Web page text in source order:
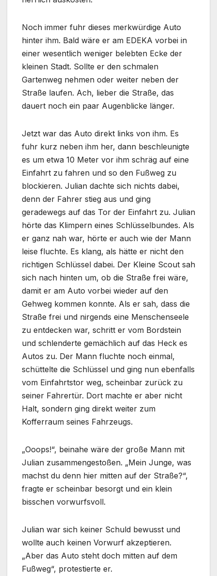
Noch immer fuhr dieses merkwürdige Auto
hinter ihm. Bald wäre er am EDEKA vorbei in
einer wesentlich weniger belebten Ecke der
kleinen Stadt. Sollte er den schmalen
Gartenweg nehmen oder weiter neben der
Straße laufen. Ach, lieber die Straße, das
dauert noch ein paar Augenblicke länger.
Jetzt war das Auto direkt links von ihm. Es
fuhr kurz neben ihm her, dann beschleunigte
es um etwa 10 Meter vor ihm schräg auf eine
Einfahrt zu fahren und so den Fußweg zu
blockieren. Julian dachte sich nichts dabei,
denn der Fahrer stieg aus und ging
geradewegs auf das Tor der Einfahrt zu. Julian
hörte das Klimpern eines Schlüsselbundes. Als
er ganz nah war, hörte er auch wie der Mann
leise fluchte. Es klang, als hätte er nicht den
richtigen Schlüssel dabei. Der Kleine Scout sah
sich nach hinten um, ob die Straße frei wäre,
damit er am Auto vorbei wieder auf den
Gehweg kommen konnte. Als er sah, dass die
Straße frei und nirgends eine Menschenseele
zu entdecken war, schritt er vom Bordstein
und schlenderte gemächlich auf das Heck es
Autos zu. Der Mann fluchte noch einmal,
schüttelte die Schlüssel und ging nun ebenfalls
vom Einfahrtstor weg, scheinbar zurück zu
seiner Fahrertür. Dort machte er aber nicht
Halt, sondern ging direkt weiter zum
Kofferraum seines Fahrzeugs.
„Ooops!“, beinahe wäre der große Mann mit
Julian zusammengestoßen. „Mein Junge, was
machst du denn hier mitten auf der Straße?“,
fragte er scheinbar besorgt und ein klein
bisschen vorwurfsvoll.
Julian war sich keiner Schuld bewusst und
wollte auch keinen Vorwurf akzeptieren.
„Aber das Auto steht doch mitten auf dem
Fußweg“, protestierte er.